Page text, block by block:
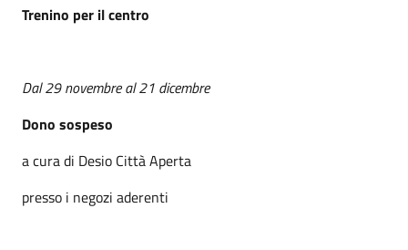
Trenino per il centro
Dal 29 novembre al 21 dicembre
Dono sospeso
a cura di Desio Città Aperta
presso i negozi aderenti